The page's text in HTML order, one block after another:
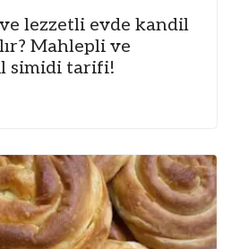
lezzetli evde kandil
Mahlepli ve
simidi tarifi!